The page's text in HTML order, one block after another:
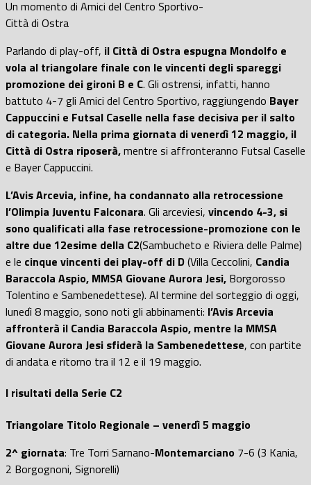
Un momento di Amici del Centro Sportivo-
Città di Ostra
Parlando di play-off, il Città di Ostra espugna Mondolfo e
vola al triangolare finale con le vincenti degli spareggi
promozione dei gironi B e C. Gli ostrensi, infatti, hanno
battuto 4-7 gli Amici del Centro Sportivo, raggiungendo Bayer
Cappuccini e Futsal Caselle nella fase decisiva per il salto
di categoria. Nella prima giornata di venerdì 12 maggio, il
Città di Ostra riposerà,mentre si affronteranno Futsal Caselle
e Bayer Cappuccini.
L’Avis Arcevia, infine, ha condannato alla retrocessione
l’Olimpia Juventu Falconara. Gli arceviesi, vincendo 4-3, si
sono qualificati alla fase retrocessione-promozione con le
altre due 12esime della C2(Sambucheto e Riviera delle Palme)
e le cinque vincenti dei play-off di D(Villa Ceccolini, Candia
Baraccola Aspio, MMSA Giovane Aurora Jesi, Borgorosso
Tolentino e Sambenedettese). Al termine del sorteggio di oggi,
lunedì 8 maggio, sono noti gli abbinamenti: l’Avis Arcevia
affronterà il Candia Baraccola Aspio, mentre la MMSA
Giovane Aurora Jesi sfiderà la Sambenedettese, con partite
di andata e ritorno tra il 12 e il 19 maggio.
I risultati della Serie C2
Triangolare Titolo Regionale – venerdì 5 maggio
2^ giornata: Tre Torri Sarnano-Montemarciano 7-6 (3 Kania,
2 Borgognoni, Signorelli)